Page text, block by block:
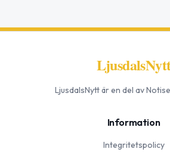
LjusdalsNyttär en del av
Information
Integritetspolicy